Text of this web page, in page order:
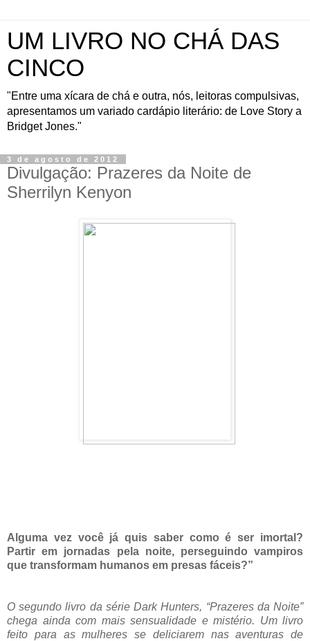
UM LIVRO NO CHÁ DAS
CINCO
"Entre uma xícara de chá e outra, nós, leitoras compulsivas,
apresentamos um variado cardápio literário: de Love Story a
Bridget Jones."
3 de agosto de 2012
Divulgação: Prazeres da Noite de
Sherrilyn Kenyon
Alguma vez você já quis saber como é ser imortal?
Partir em jornadas pela noite, perseguindo vampiros
que transformam humanos em presas fáceis?”
O segundo livro da série Dark Hunters, “Prazeres da Noite”
chega ainda com mais sensualidade e mistério. Um livro
feito para as mulheres se deliciarem nas aventuras de